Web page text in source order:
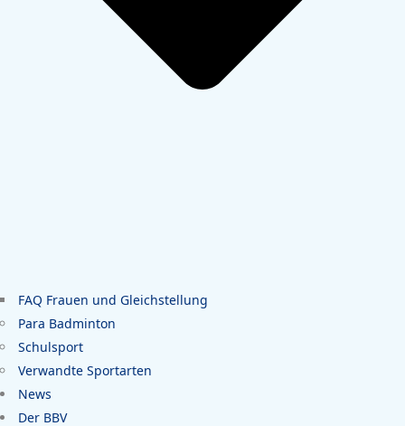
FAQ Frauen und Gleichstellung
Para Badminton
Schulsport
Verwandte Sportarten
News
Der BBV